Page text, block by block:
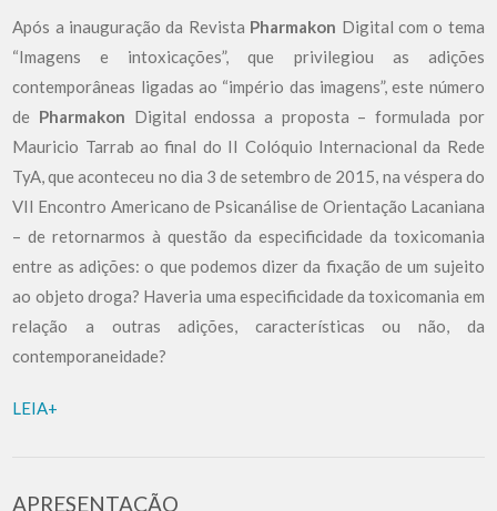
Após a inauguração da Revista Pharmakon Digital com o tema
“Imagens e intoxicações”, que privilegiou as adições
contemporâneas ligadas ao “império das imagens”, este número
de Pharmakon Digital endossa a proposta – formulada por
Mauricio Tarrab ao final do II Colóquio Internacional da Rede
TyA, que aconteceu no dia 3 de setembro de 2015, na véspera do
VII Encontro Americano de Psicanálise de Orientação Lacaniana
– de retornarmos à questão da especificidade da toxicomania
entre as adições: o que podemos dizer da fixação de um sujeito
ao objeto droga? Haveria uma especificidade da toxicomania em
relação a outras adições, características ou não, da
contemporaneidade?
LEIA+
APRESENTAÇÃO